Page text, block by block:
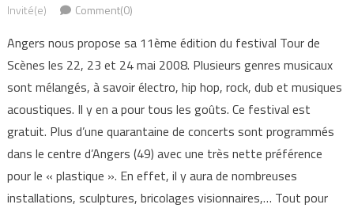
Invité(e)
Comment(0)
Angers nous propose sa 11ème édition du festival Tour de
Scènes les 22, 23 et 24 mai 2008. Plusieurs genres musicaux
sont mélangés, à savoir électro, hip hop, rock, dub et musiques
acoustiques. Il y en a pour tous les goûts. Ce festival est
gratuit. Plus d’une quarantaine de concerts sont programmés
dans le centre d’Angers (49) avec une très nette préférence
pour le « plastique ». En effet, il y aura de nombreuses
installations, sculptures, bricolages visionnaires,… Tout pour